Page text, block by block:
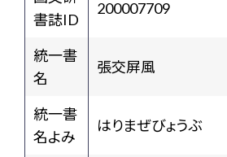
書誌ID
200007709
統一書
名
張交屏風
統一書
名よみ
はりまぜびょうぶ